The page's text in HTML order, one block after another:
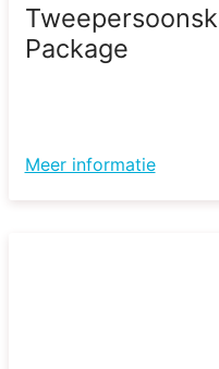
Package
Meer informatie